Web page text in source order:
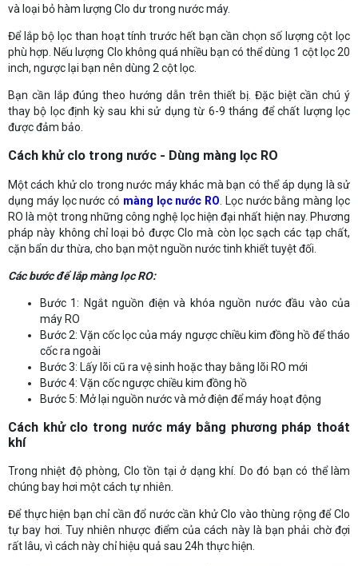
và loại bỏ hàm lượng Clo dư trong nước máy.
Để lắp bộ lọc than hoạt tính trước hết bạn cần chọn số lượng cột lọc
phù hợp. Nếu lượng Clo không quá nhiều bạn có thể dùng 1 cột lọc 20
inch, ngược lại bạn nên dùng 2 cột lọc.
Bạn cần lắp đúng theo hướng dẫn trên thiết bị. Đặc biệt cần chú ý
thay bộ lọc định kỳ sau khi sử dụng từ 6-9 tháng để chất lượng lọc
được đảm bảo.
Cách khử clo trong nước - Dùng màng lọc RO
Một cách khử clo trong nước máy khác mà bạn có thể áp dụng là sử
dụng máy lọc nước có màng lọc nước RO . Lọc nước bằng màng lọc
RO là một trong những công nghệ lọc hiện đại nhất hiện nay. Phương
pháp này không chỉ loại bỏ được Clo mà còn lọc sạch các tạp chất,
cặn bẩn dư thừa, cho bạn một nguồn nước tinh khiết tuyệt đối.
Các bước để lắp màng lọc RO:
Bước 1: Ngắt nguồn điện và khóa nguồn nước đầu vào của
máy RO
Bước 2: Vặn cốc lọc của máy ngược chiều kim đồng hồ để tháo
cốc ra ngoài
Bước 3: Lấy lõi cũ ra vệ sinh hoặc thay bằng lõi RO mới
Bước 4: Vặn cốc ngược chiều kim đồng hồ
Bước 5: Mở lại nguồn nước và mở điện để máy hoạt động
Cách khử clo trong nước máy bằng phương pháp thoát
khí
Trong nhiệt độ phòng, Clo tồn tại ở dạng khí. Do đó bạn có thể làm
chúng bay hơi một cách tự nhiên.
Để thực hiện bạn chỉ cần đổ nước cần khử Clo vào thùng rộng để Clo
tự bay hơi. Tuy nhiên nhược điểm của cách này là bạn phải chờ đợi
rất lâu, vì cách này chỉ hiệu quả sau 24h thực hiện.